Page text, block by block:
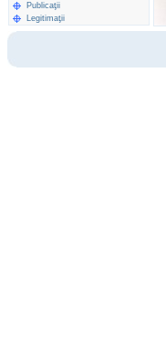
Publicaţii
Legitimaţii